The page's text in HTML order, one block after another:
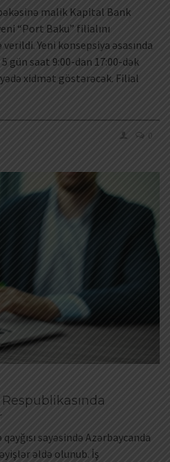
malik Kapital Bank
“Port Baku” filialını
Yeni konsepsiya əsasında
gün saat 9:00-dan 17:00-dək
xidmət göstərəcək. Filial
0
sayəsində Azərbaycanda
əldə olunub. İş